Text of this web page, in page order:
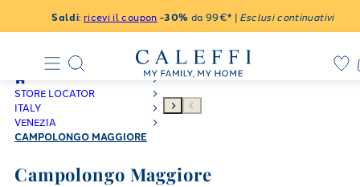
Saldi: ricevi il coupon -30% da 99€* | Esclusi continuativi
STORE LOCATOR
ITALY
VENEZIA
CAMPOLONGO MAGGIORE
Campolongo Maggiore